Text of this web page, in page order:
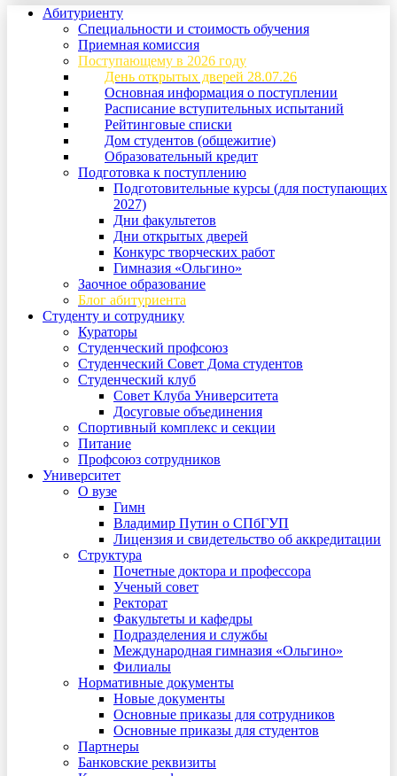
Абитуриенту
Специальности и стоимость обучения
Приемная комиссия
Поступающему в 2026 году
День открытых дверей 28.07.26
Основная информация о поступлении
Расписание вступительных испытаний
Рейтинговые списки
Дом студентов (общежитие)
Образовательный кредит
Подготовка к поступлению
Подготовительные курсы (для поступающих
2027)
Дни факультетов
Дни открытых дверей
Конкурс творческих работ
Гимназия «Ольгино»
Заочное образование
Блог абитуриента
Студенту и сотруднику
Кураторы
Студенческий профсоюз
Студенческий Совет Дома студентов
Студенческий клуб
Совет Клуба Университета
Досуговые объединения
Спортивный комплекс и секции
Питание
Профсоюз сотрудников
Университет
О вузе
Гимн
Владимир Путин о СПбГУП
Лицензия и свидетельство об аккредитации
Структура
Почетные доктора и профессора
Ученый совет
Ректорат
Факультеты и кафедры
Подразделения и службы
Международная гимназия «Ольгино»
Филиалы
Нормативные документы
Новые документы
Основные приказы для сотрудников
Основные приказы для студентов
Партнеры
Банковские реквизиты